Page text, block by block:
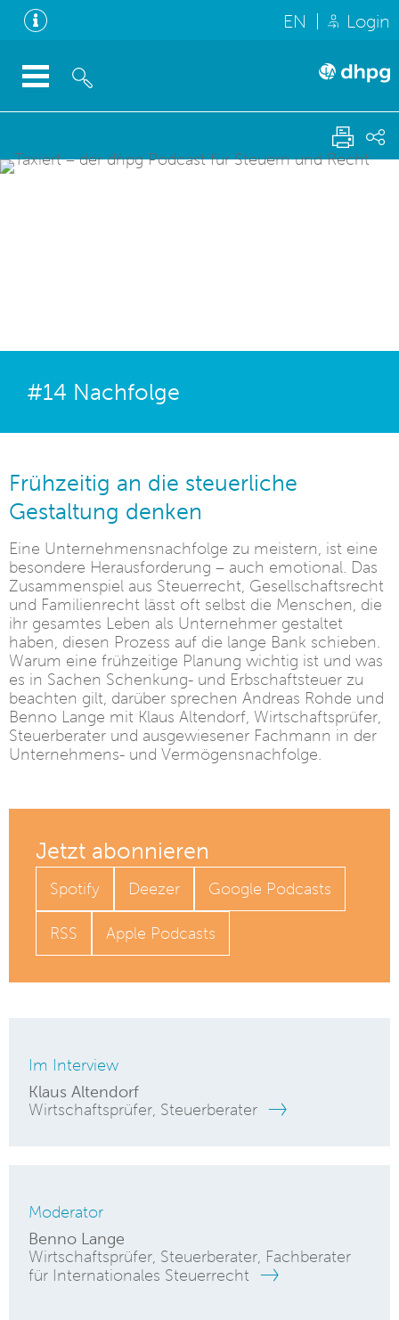
EN Login
#14 Nachfolge
Frühzeitig an die steuerliche
Gestaltung denken
Eine Unternehmensnachfolge zu meistern, ist eine
besondere Herausforderung – auch emotional. Das
Zusammenspiel aus Steuerrecht, Gesellschaftsrecht
und Familienrecht lässt oft selbst die Menschen, die
ihr gesamtes Leben als Unternehmer gestaltet
haben, diesen Prozess auf die lange Bank schieben.
Warum eine frühzeitige Planung wichtig ist und was
es in Sachen Schenkung- und Erbschaftsteuer zu
beachten gilt, darüber sprechen Andreas Rohde und
Benno Lange mit Klaus Altendorf, Wirtschaftsprüfer,
Steuerberater und ausgewiesener Fachmann in der
Unternehmens- und Vermögensnachfolge.
Jetzt abonnieren
Spotify Deezer Google Podcasts
RSS Apple Podcasts
Im Interview
Klaus Altendorf
Wirtschaftsprüfer, Steuerberater
Moderator
Benno Lange
Wirtschaftsprüfer, Steuerberater, Fachberater
für Internationales Steuerrecht